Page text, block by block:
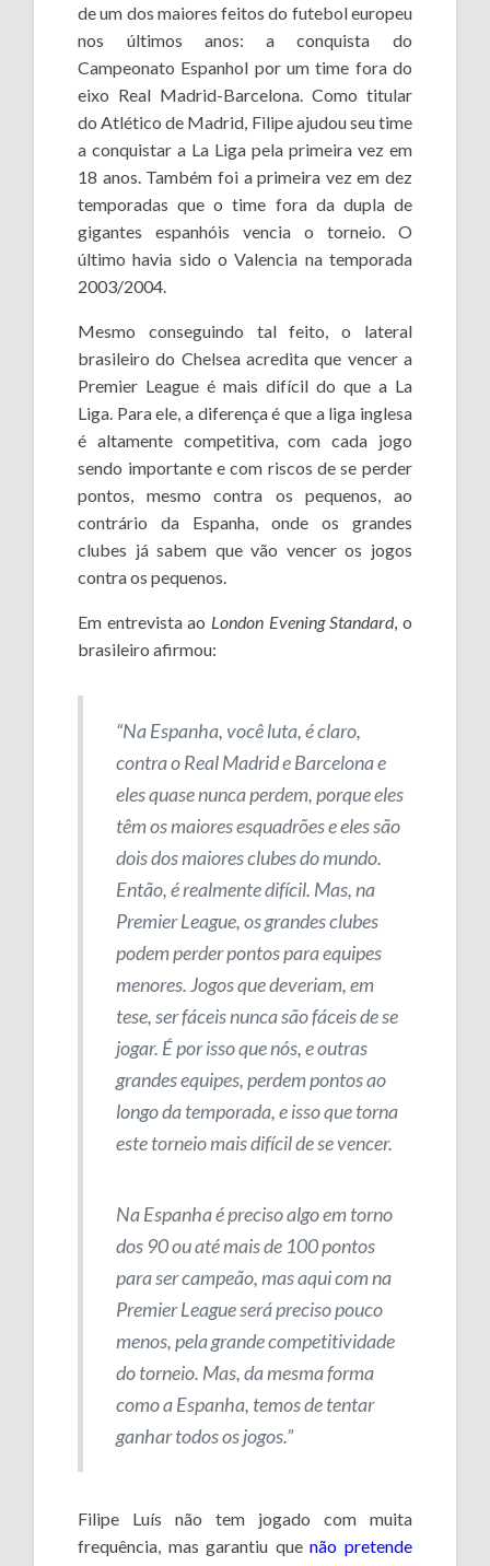
de um dos maiores feitos do futebol europeu
nos últimos anos: a conquista do
Campeonato Espanhol por um time fora do
eixo Real Madrid-Barcelona. Como titular
do Atlético de Madrid, Filipe ajudou seu time
a conquistar a La Liga pela primeira vez em
18 anos. Também foi a primeira vez em dez
temporadas que o time fora da dupla de
gigantes espanhóis vencia o torneio. O
último havia sido o Valencia na temporada
2003/2004.
Mesmo conseguindo tal feito, o lateral
brasileiro do Chelsea acredita que vencer a
Premier League é mais difícil do que a La
Liga. Para ele, a diferença é que a liga inglesa
é altamente competitiva, com cada jogo
sendo importante e com riscos de se perder
pontos, mesmo contra os pequenos, ao
contrário da Espanha, onde os grandes
clubes já sabem que vão vencer os jogos
contra os pequenos.
Em entrevista ao London Evening Standard, o
brasileiro afirmou:
“Na Espanha, você luta, é claro,
contra o Real Madrid e Barcelona e
eles quase nunca perdem, porque eles
têm os maiores esquadrões e eles são
dois dos maiores clubes do mundo.
Então, é realmente difícil. Mas, na
Premier League, os grandes clubes
podem perder pontos para equipes
menores. Jogos que deveriam, em
tese, ser fáceis nunca são fáceis de se
jogar. É por isso que nós, e outras
grandes equipes, perdem pontos ao
longo da temporada, e isso que torna
este torneio mais difícil de se vencer.
Na Espanha é preciso algo em torno
dos 90 ou até mais de 100 pontos
para ser campeão, mas aqui com na
Premier League será preciso pouco
menos, pela grande competitividade
do torneio. Mas, da mesma forma
como a Espanha, temos de tentar
ganhar todos os jogos.”
Filipe Luís não tem jogado com muita
frequência, mas garantiu quenão pretende